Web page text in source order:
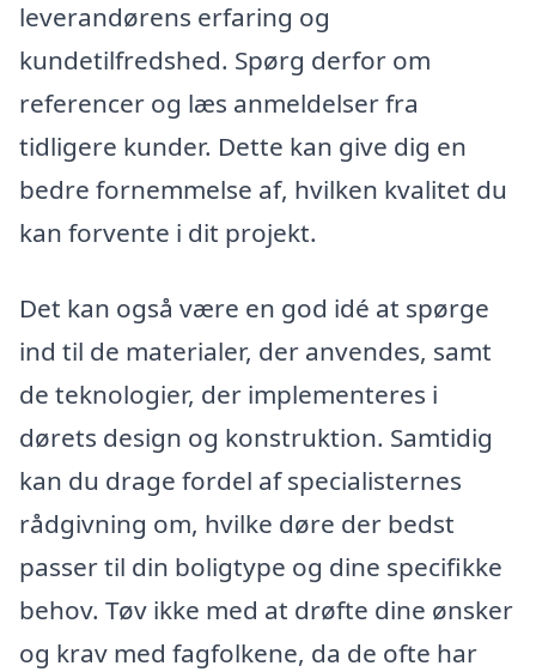
leverandørens erfaring og
kundetilfredshed. Spørg derfor om
referencer og læs anmeldelser fra
tidligere kunder. Dette kan give dig en
bedre fornemmelse af, hvilken kvalitet du
kan forvente i dit projekt.
Det kan også være en god idé at spørge
ind til de materialer, der anvendes, samt
de teknologier, der implementeres i
dørets design og konstruktion. Samtidig
kan du drage fordel af specialisternes
rådgivning om, hvilke døre der bedst
passer til din boligtype og dine specifikke
behov. Tøv ikke med at drøfte dine ønsker
og krav med fagfolkene, da de ofte har